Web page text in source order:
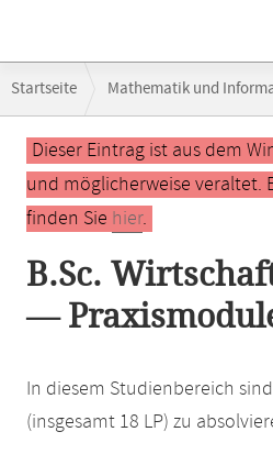
Navigation
Startseite Mathematik und
Hauptinhalt
Dieser Eintrag ist aus dem
und möglicherweise veraltet.
finden Sie hier.
B.Sc.
—
In diesem Studienbereich
(insgesamt 18 LP) zu